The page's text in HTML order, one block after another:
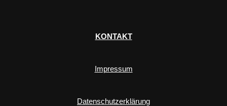
KONTAKT
Impressum
Datenschutzerklärung